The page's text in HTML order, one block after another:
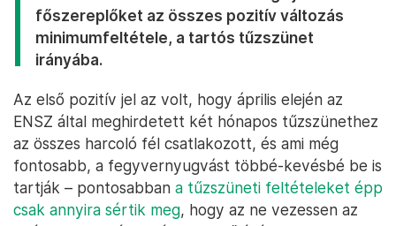
főszereplőket az összes pozitív változás
minimumfeltétele, a tartós tűzszünet
irányába.
Az első pozitív jel az volt, hogy április elején az
ENSZ által meghirdetett két hónapos tűzszünethez
az összes harcoló fél csatlakozott, és ami még
fontosabb, a fegyvernyugvást többé-kevésbé be is
tartják – pontosabban a tűzszüneti feltételeket épp
csak annyira sértik meg, hogy az ne vezessen az